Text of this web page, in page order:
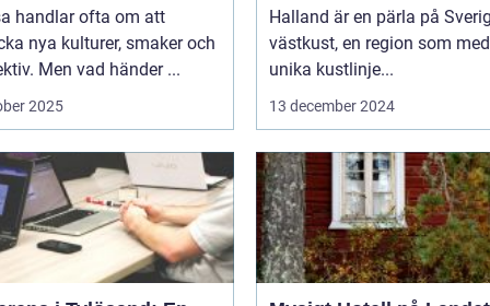
handlar ofta om att
nya kulturer, smaker och
Men vad händer ...
2025
Halland är en pärla på
västkust, en region som
unika kustlinje...
13 december 2024